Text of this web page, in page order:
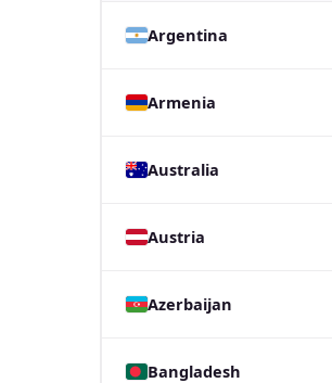
Argentina
Armenia
Australia
Austria
Azerbaijan
Bangladesh